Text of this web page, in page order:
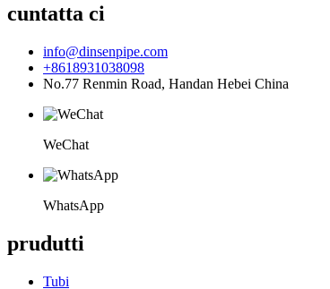
cuntatta ci
info@dinsenpipe.com
+8618931038098
No.77 Renmin Road, Handan Hebei China
WeChat
WhatsApp
prudutti
Tubi